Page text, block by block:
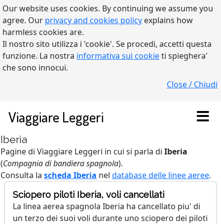
Our website uses cookies. By continuing we assume you
agree. Our privacy and cookies policy explains how
harmless cookies are.
Il nostro sito utilizza i 'cookie'. Se procedi, accetti questa
funzione. La nostra informativa sui cookieti spieghera'
che sono innocui.
Close / Chiudi
Viaggiare Leggeri
Iberia
Pagine di Viaggiare Leggeri in cui si parla di Iberia
(Compagnia di bandiera spagnola).
Consulta la scheda Iberia nel database delle linee aeree.
Sciopero piloti Iberia, voli cancellati
La linea aerea spagnola Iberia ha cancellato piu' di
un terzo dei suoi voli durante uno sciopero dei piloti